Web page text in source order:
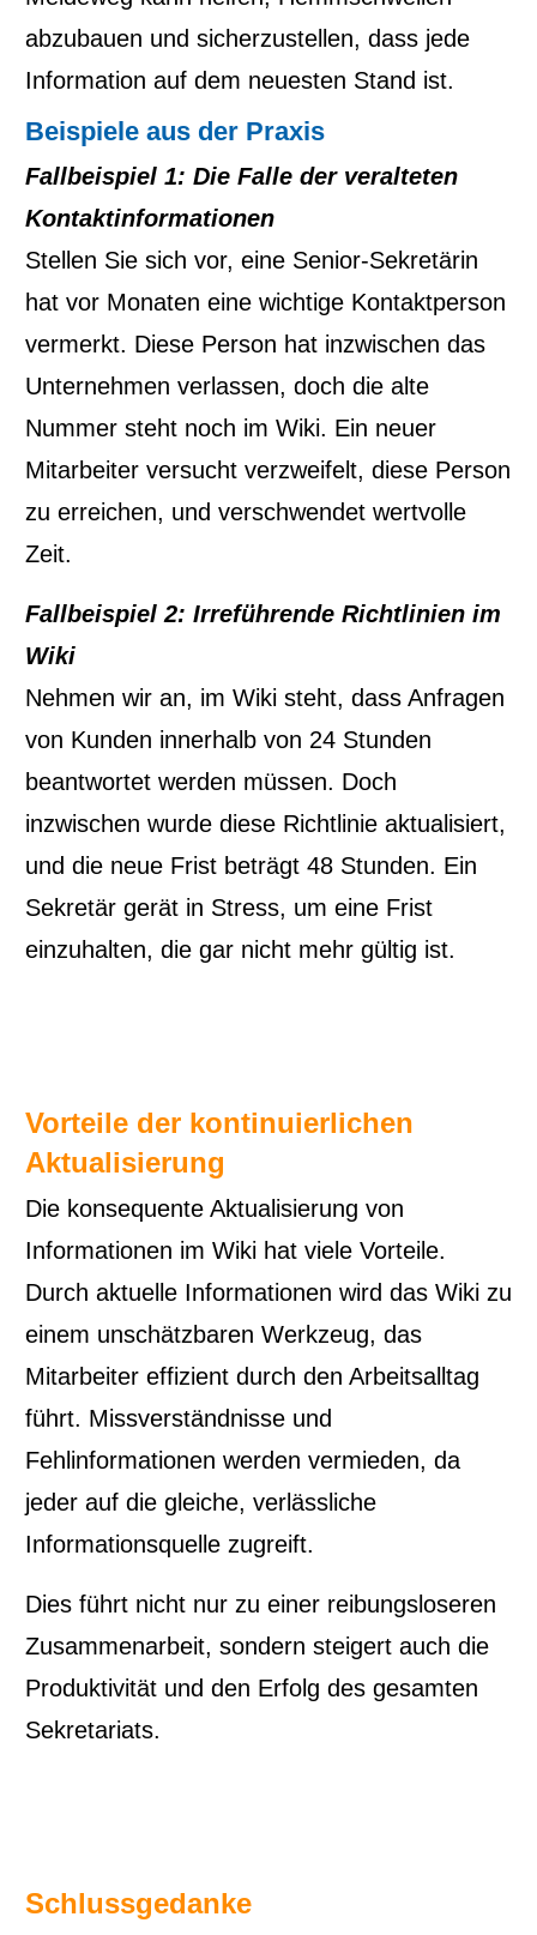
abzubauen und sicherzustellen, dass jede
Information auf dem neuesten Stand ist.
Beispiele aus der Praxis
Fallbeispiel 1: Die Falle der veralteten
Kontaktinformationen
Stellen Sie sich vor, eine Senior-Sekretärin
hat vor Monaten eine wichtige Kontaktperson
vermerkt. Diese Person hat inzwischen das
Unternehmen verlassen, doch die alte
Nummer steht noch im Wiki. Ein neuer
Mitarbeiter versucht verzweifelt, diese Person
zu erreichen, und verschwendet wertvolle
Zeit.
Fallbeispiel 2: Irreführende Richtlinien im
Wiki
Nehmen wir an, im Wiki steht, dass Anfragen
von Kunden innerhalb von 24 Stunden
beantwortet werden müssen. Doch
inzwischen wurde diese Richtlinie aktualisiert,
und die neue Frist beträgt 48 Stunden. Ein
Sekretär gerät in Stress, um eine Frist
einzuhalten, die gar nicht mehr gültig ist.
Vorteile der kontinuierlichen
Aktualisierung
Die konsequente Aktualisierung von
Informationen im Wiki hat viele Vorteile.
Durch aktuelle Informationen wird das Wiki zu
einem unschätzbaren Werkzeug, das
Mitarbeiter effizient durch den Arbeitsalltag
führt. Missverständnisse und
Fehlinformationen werden vermieden, da
jeder auf die gleiche, verlässliche
Informationsquelle zugreift.
Dies führt nicht nur zu einer reibungsloseren
Zusammenarbeit, sondern steigert auch die
Produktivität und den Erfolg des gesamten
Sekretariats.
Schlussgedanke